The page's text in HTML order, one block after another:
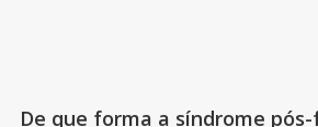
De que forma a síndrome